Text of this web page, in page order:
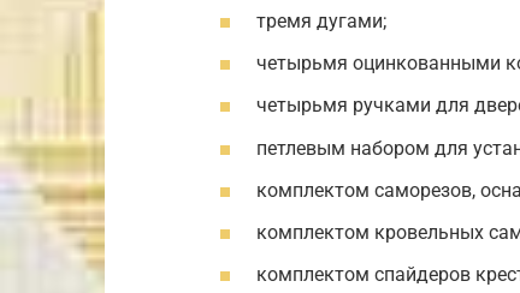
тремя дугами;
четырьмя оцинкованными
четырьмя ручками для
петлевым набором для
комплектом саморезов,
комплектом кровельных
комплектом спайдеров